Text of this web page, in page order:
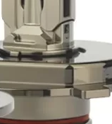
Sva prava pridržana.